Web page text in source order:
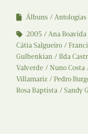
Álbuns Antologias
2005
Ana Boavida
Cátia Salgueiro
Gulbenkian
Ilda
Valverde
Nuno Costa
Villamariz
Pedro
Rosa Baptista
Sandy